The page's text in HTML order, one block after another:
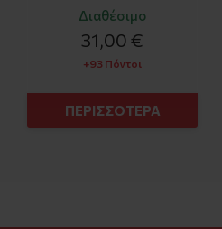
Διαθέσιμο
31,00 €
+93 Πόντοι
ΠΕΡΙΣΣΟΤΕΡΑ